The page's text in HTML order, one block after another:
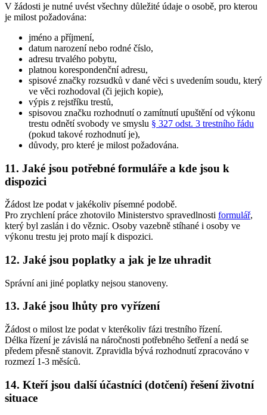
V žádosti je nutné uvést všechny důležité údaje o osobě, pro kterou
je milost požadována:
jméno a příjmení,
datum narození nebo rodné číslo,
adresu trvalého pobytu,
platnou korespondenční adresu,
spisové značky rozsudků v dané věci s uvedením soudu, který
ve věci rozhodoval (či jejich kopie),
výpis z rejstříku trestů,
spisovou značku rozhodnutí o zamítnutí upuštění od výkonu
trestu odnětí svobody ve smyslu § 327 odst. 3 trestního řádu
(pokud takové rozhodnutí je),
důvody, pro které je milost požadována.
11. Jaké jsou potřebné formuláře a kde jsou k
dispozici
Žádost lze podat v jakékoliv písemné podobě.
Pro zrychlení práce zhotovilo Ministerstvo spravedlnosti formulář,
který byl zaslán i do věznic. Osoby vazebně stíhané i osoby ve
výkonu trestu jej proto mají k dispozici.
12. Jaké jsou poplatky a jak je lze uhradit
Správní ani jiné poplatky nejsou stanoveny.
13. Jaké jsou lhůty pro vyřízení
Žádost o milost lze podat v kterékoliv fázi trestního řízení.
Délka řízení je závislá na náročnosti potřebného šetření a nedá se
předem přesně stanovit. Zpravidla bývá rozhodnutí zpracováno v
rozmezí 1-3 měsíců.
14. Kteří jsou další účastníci (dotčení) řešení životní
situace